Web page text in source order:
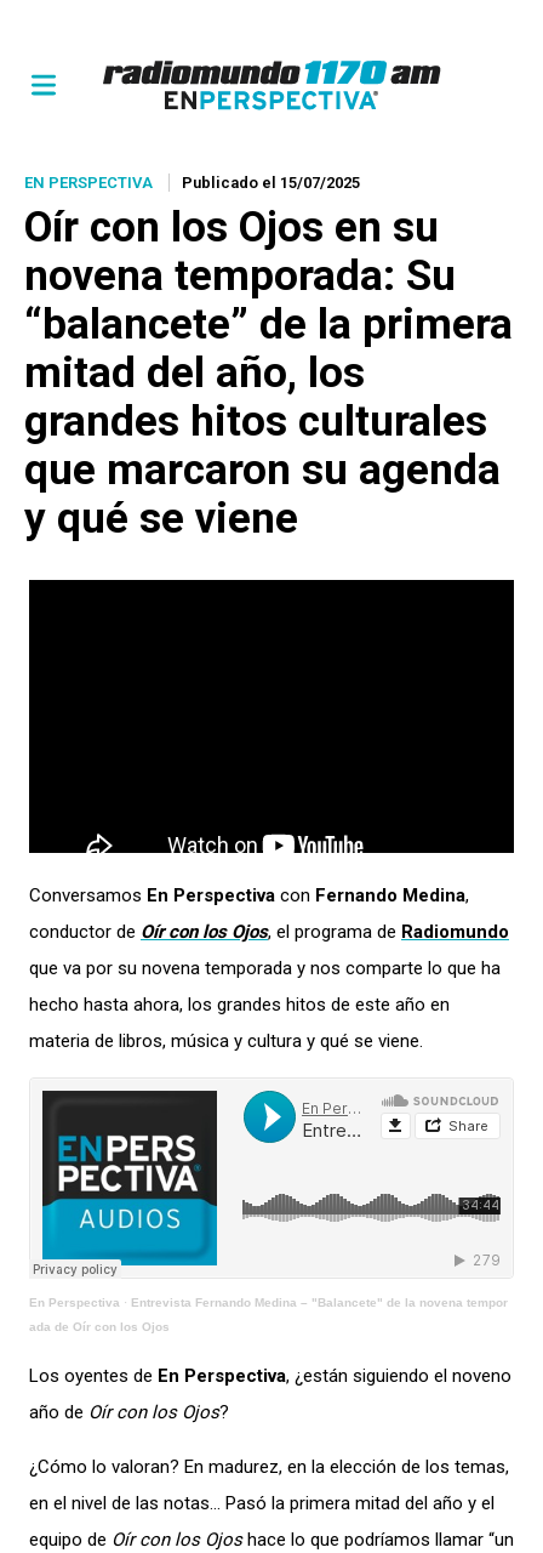
EN PERSPECTIVA Publicado el 15/07/2025
Oír con los Ojos en su
novena temporada: Su
“balancete” de la primera
mitad del año, los
grandes hitos culturales
que marcaron su agenda
y qué se viene
Conversamos En Perspectiva con Fernando Medina,
conductor de Oír con los Ojos, el programa de Radiomundo
que va por su novena temporada y nos comparte lo que ha
hecho hasta ahora, los grandes hitos de este año en
materia de libros, música y cultura y qué se viene.
En Perspectiva · Entrevista Fernando Medina – "Balancete" de la novena tempor
ada de Oír con los Ojos
Los oyentes de En Perspectiva, ¿están siguiendo el noveno
año de Oír con los Ojos?
¿Cómo lo valoran? En madurez, en la elección de los temas,
en el nivel de las notas… Pasó la primera mitad del año y el
equipo de Oír con los Ojoshace lo que podríamos llamar “un